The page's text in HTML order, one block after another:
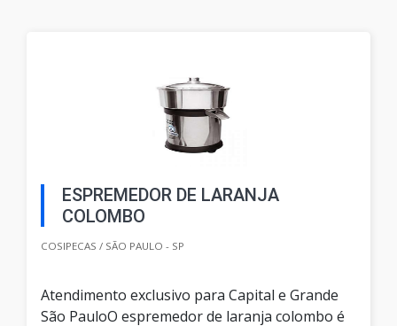
ESPREMEDOR DE LARANJA
COLOMBO
COSIPECAS / SÃO PAULO - SP
Atendimento exclusivo para Capital e Grande
São PauloO espremedor de laranja colombo é